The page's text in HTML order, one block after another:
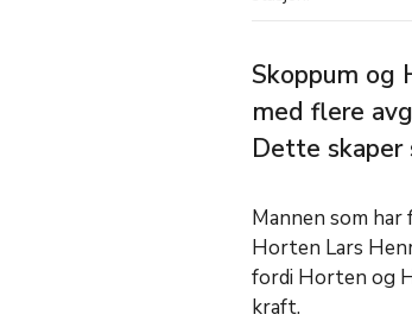
Skoppum og
med flere
Dette
Mannen som
Horten Lars
fordi Horten og
kraft.